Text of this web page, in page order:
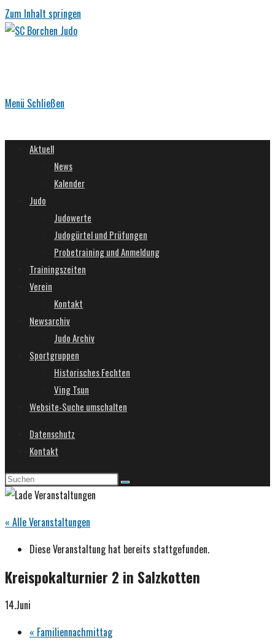
Zum Inhalt springen
Menü Schließen
Aktuell
News
Kalender
Judo
Judowerte
Judogürtel und Prüfungen
Probetraining und Anmeldung
Trainingszeiten
Verein
Kontakt
Newsarchiv
Judo Archiv
Sportgruppen
Historisches Fechten
Ving Tsun
Website-Suche umschalten
Datenschutz
Kontakt
« Alle Veranstaltungen
Diese Veranstaltung hat bereits stattgefunden.
Kreispokalturnier 2 in Salzkotten
14.Juni
« Familiennachmittag